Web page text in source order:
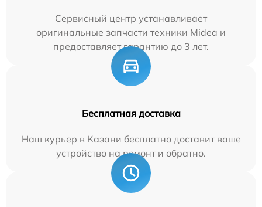
Сервисный центр устанавливает
оригинальные запчасти техники Midea и
предоставляет гарантию до 3 лет.
Бесплатная доставка
Наш курьер в Казани бесплатно доставит ваше
устройство на ремонт и обратно.